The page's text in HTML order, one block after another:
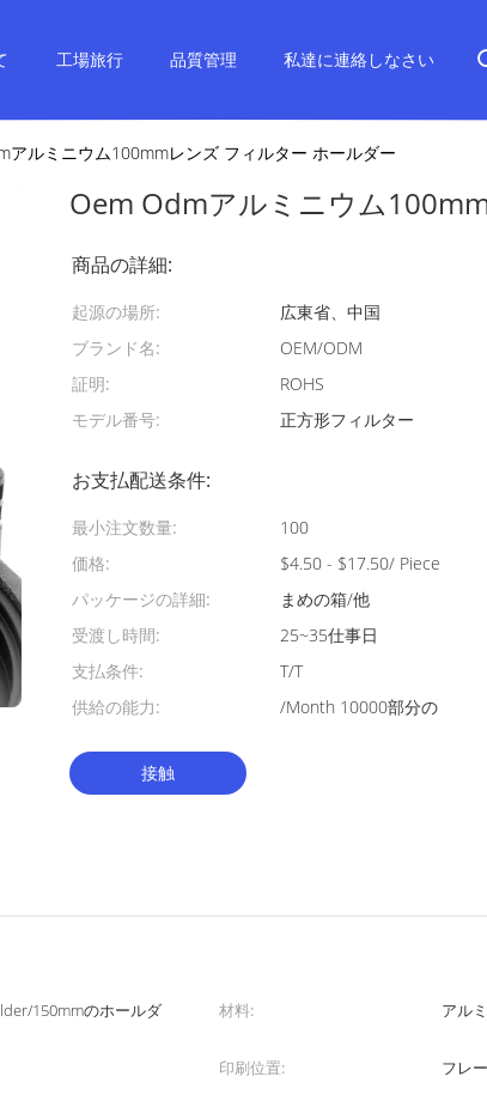
工場旅行 品質管理 私達に連絡しなさい
アルミニウム100mmレンズ フィルター ホールダー
Oem Odmアルミニウム
商品の詳細:
起源の場所:
広東省、中国
ブランド名:
OEM/ODM
証明:
ROHS
モデル番号:
正方形フィルター
お支払配送条件:
最小注文数量:
100
価格:
$4.50 - $17.50/ Piece
パッケージの詳細:
まめの箱/他
受渡し時間:
25~35仕事日
支払条件:
T/T
供給の能力:
/Month 10000部分の
接触
150mmのホールダ
材料: アル
印刷位置:
フレ